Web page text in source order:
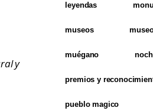
y
leyendas
museos
muégano
premios y
pueblo magico